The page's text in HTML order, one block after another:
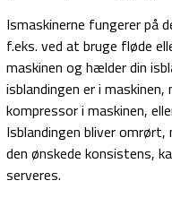
Ismaskinerne fungerer på
f.eks. ved at bruge fløde
maskinen og hælder din
isblandingen er i
kompressor i maskinen,
Isblandingen bliver omrørt,
den ønskede konsistens,
serveres.